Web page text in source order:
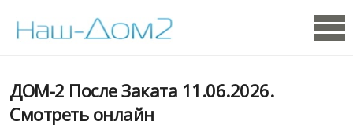
ДОМ-2 После Заката 11.06.2026.
Смотреть онлайн